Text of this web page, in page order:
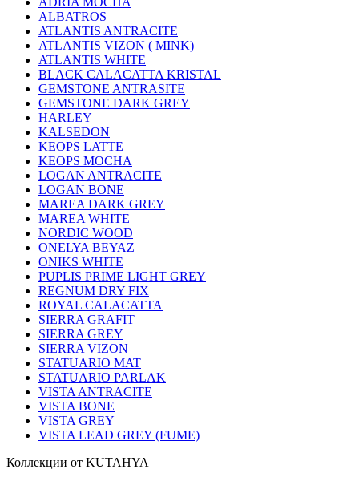
ALBATROS
ATLANTIS ANTRACITE
ATLANTIS VIZON ( MINK)
ATLANTIS WHITE
BLACK CALACATTA KRISTAL
GEMSTONE ANTRASITE
GEMSTONE DARK GREY
HARLEY
KALSEDON
KEOPS LATTE
KEOPS MOCHA
LOGAN ANTRACITE
LOGAN BONE
MAREA DARK GREY
MAREA WHITE
NORDIC WOOD
ONELYA BEYAZ
ONIKS WHITE
PUPLIS PRIME LIGHT GREY
REGNUM DRY FIX
ROYAL CALACATTA
SIERRA GRAFIT
SIERRA GREY
SIERRA VIZON
STATUARIO MAT
STATUARIO PARLAK
VISTA ANTRACITE
VISTA BONE
VISTA GREY
VISTA LEAD GREY (FUME)
Коллекции от KUTAHYA